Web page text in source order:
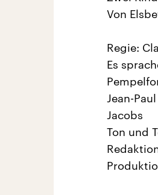
Von
Regie:
Es
Jean-
Jacobs
Ton und